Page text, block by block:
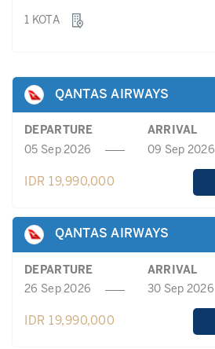
1 KOTA
QANTAS AIRWAYS
DEPARTURE
ARRIVAL
05 Sep 2026
09 Sep 2026
IDR 19,990,000
QANTAS AIRWAYS
DEPARTURE
ARRIVAL
26 Sep 2026
30 Sep 2026
IDR 19,990,000